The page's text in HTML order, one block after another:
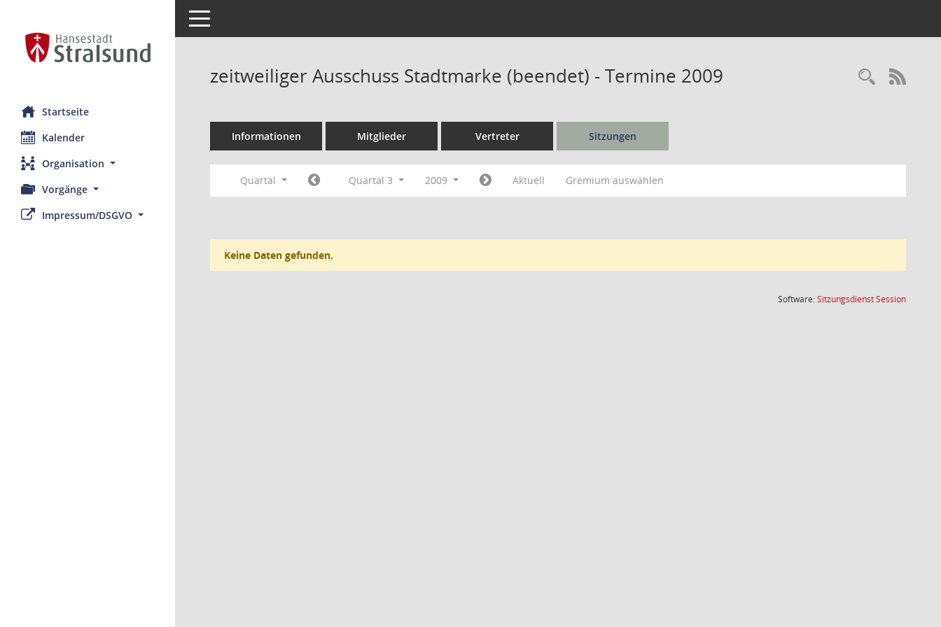
Startseite
Kalender
Organisation
Vorgänge
Impressum/DSGVO
Toggle navigation
zeitweiliger Ausschuss Stadtmarke (beendet) - Termine 2009
Informationen Mitglieder Vertreter Sitzungen
Quartal Quartal 3 2009 Aktuell Gremium auswählen
Keine Daten gefunden.
Software:SitzungsdienstSession(Wird in